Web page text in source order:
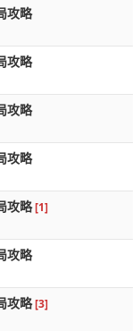
攻略
攻略
攻略
攻略
攻略[1]
攻略
攻略[3]